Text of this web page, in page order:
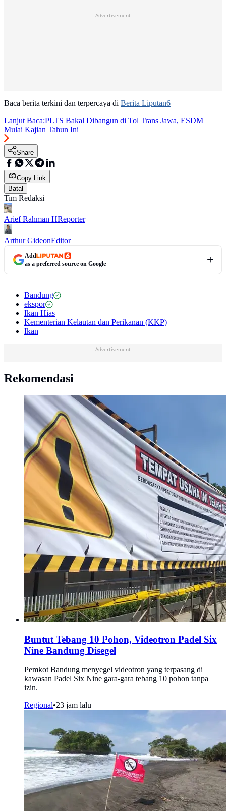
Advertisement
Baca berita terkini dan terpercaya di Berita Liputan6
Lanjut Baca:PLTS Bakal Dibangun di Tol Trans Jawa, ESDM
Mulai Kajian Tahun Ini
Share
Copy Link
Batal
Tim Redaksi
Arief Rahman HReporter
Arthur GideonEditor
Add
as a preferred source on Google
Bandung
ekspor
Ikan Hias
Kementerian Kelautan dan Perikanan (KKP)
Ikan
Advertisement
Rekomendasi
Buntut Tebang 10 Pohon, Videotron Padel Six
Nine Bandung Disegel
Pemkot Bandung menyegel videotron yang terpasang di
kawasan Padel Six Nine gara-gara tebang 10 pohon tanpa
izin.
Regional•23 jam lalu